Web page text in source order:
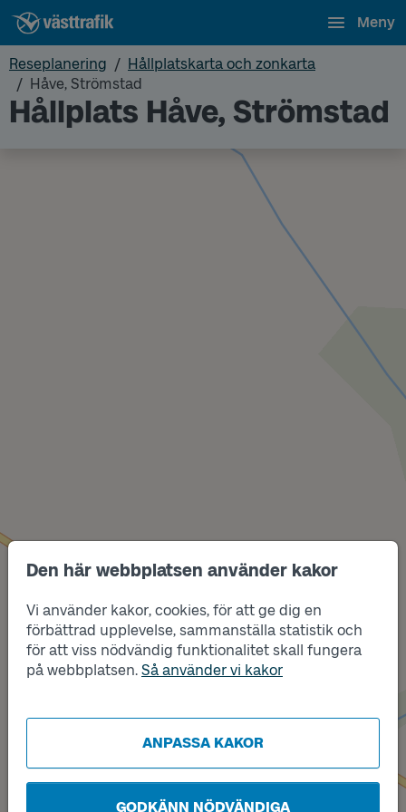
Den här webbplatsen använder kakor
Vi använder kakor, cookies, för att ge dig en
förbättrad upplevelse, sammanställa statistik och
för att viss nödvändig funktionalitet skall fungera
på webbplatsen. Så använder vi kakor
ANPASSA KAKOR
GODKÄNN NÖDVÄNDIGA
Meny
Reseplanering
Hållplatskarta och zonkarta
Håve, Strömstad
Hållplats Håve, Strömstad
A
Läge
B